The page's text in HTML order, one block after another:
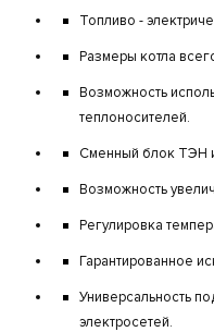
Топливо -
Размеры котла
Возможность
теплоносителей.
Сменный блок ТЭН
Возможность
Регулировка
Гарантированное
Универсальность
электросетей.